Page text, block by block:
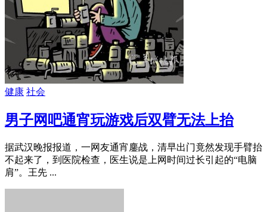
健康 社会
男子网吧通宵玩游戏后双臂无法上抬
据武汉晚报报道，一网友通宵鏖战，清早出门竟然发现手臂抬
不起来了，到医院检查，医生说是上网时间过长引起的“电脑
肩”。王先 ...